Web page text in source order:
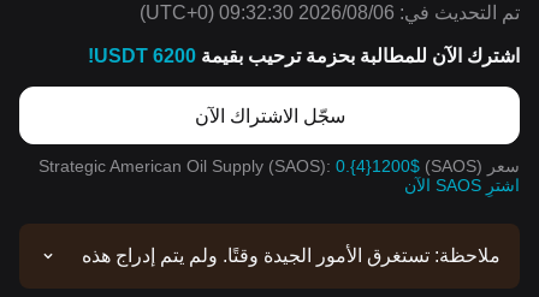
تم التحديث في: 2026/08/06 09:32:30
(UTC+0)
اشترك الآن للمطالبة بحزمة ترحيب بقيمة 6200 USDT!
سجّل الاشتراك الآن
سعر (SAOS) Strategic American Oil Supply (SAOS):
0.{4}1200$
اشترِ SAOS الآن
ملاحظة: تستغرق الأمور الجيدة وقتًا. ولم يتم إدراج هذه